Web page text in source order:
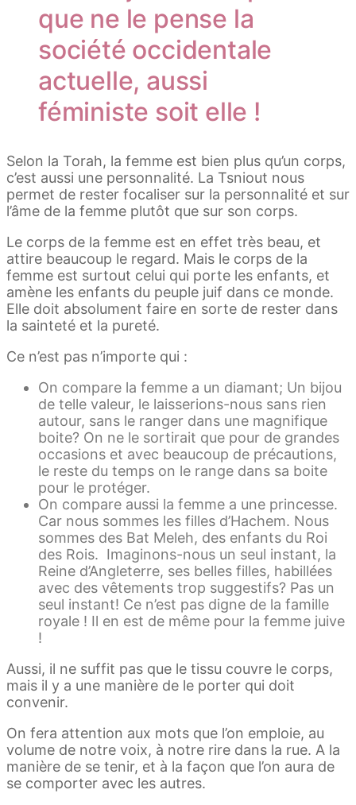
que ne le pense la
société occidentale
actuelle, aussi
féministe soit elle !
Selon la Torah, la femme est bien plus qu’un corps,
c’est aussi une personnalité. La Tsniout nous
permet de rester focaliser sur la personnalité et sur
l’âme de la femme plutôt que sur son corps.
Le corps de la femme est en effet très beau, et
attire beaucoup le regard. Mais le corps de la
femme est surtout celui qui porte les enfants, et
amène les enfants du peuple juif dans ce monde.
Elle doit absolument faire en sorte de rester dans
la sainteté et la pureté.
Ce n’est pas n’importe qui :
On compare la femme a un diamant; Un bijou
de telle valeur, le laisserions-nous sans rien
autour, sans le ranger dans une magnifique
boite? On ne le sortirait que pour de grandes
occasions et avec beaucoup de précautions,
le reste du temps on le range dans sa boite
pour le protéger.
On compare aussi la femme a une princesse.
Car nous sommes les filles d’Hachem. Nous
sommes des Bat Meleh, des enfants du Roi
des Rois. Imaginons-nous un seul instant, la
Reine d’Angleterre, ses belles filles, habillées
avec des vêtements trop suggestifs? Pas un
seul instant! Ce n’est pas digne de la famille
royale ! Il en est de même pour la femme juive
!
Aussi, il ne suffit pas que le tissu couvre le corps,
mais il y a une manière de le porter qui doit
convenir.
On fera attention aux mots que l’on emploie, au
volume de notre voix, à notre rire dans la rue. A la
manière de se tenir, et à la façon que l’on aura de
se comporter avec les autres.